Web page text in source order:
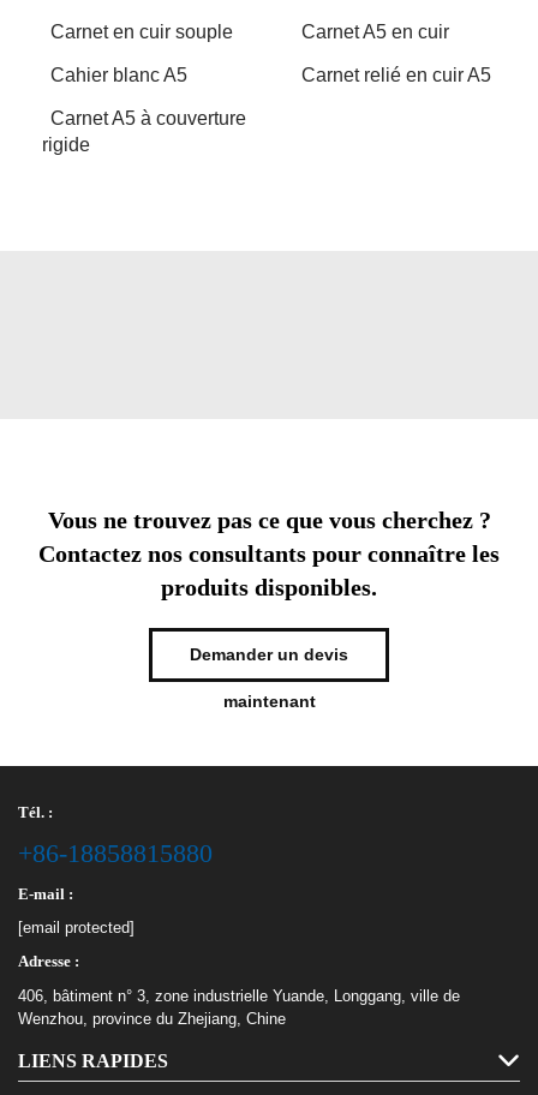
Carnet en cuir souple Carnet A5 en cuir
Cahier blanc A5 Carnet relié en cuir A5
Carnet A5 à couverture
rigide
Vous ne trouvez pas ce que vous cherchez ?
Contactez nos consultants pour connaître les
produits disponibles.
Demander un devis
maintenant
Tél. :
+86-18858815880
E-mail :
[email protected]
Adresse :
406, bâtiment n° 3, zone industrielle Yuande, Longgang, ville de
Wenzhou, province du Zhejiang, Chine
LIENS RAPIDES